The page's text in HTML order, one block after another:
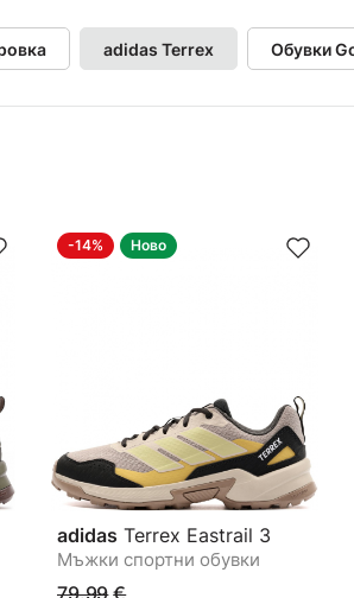
adidas Terrex Обувки
-14% Ново
adidas Terrex Eastrail 3
Мъжки спортни обувки
79.99 €